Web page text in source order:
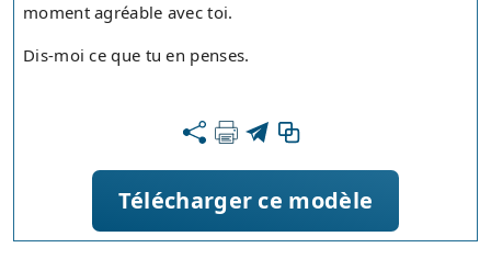
moment agréable avec toi.
Dis-moi ce que tu en penses.
Télécharger ce modèle